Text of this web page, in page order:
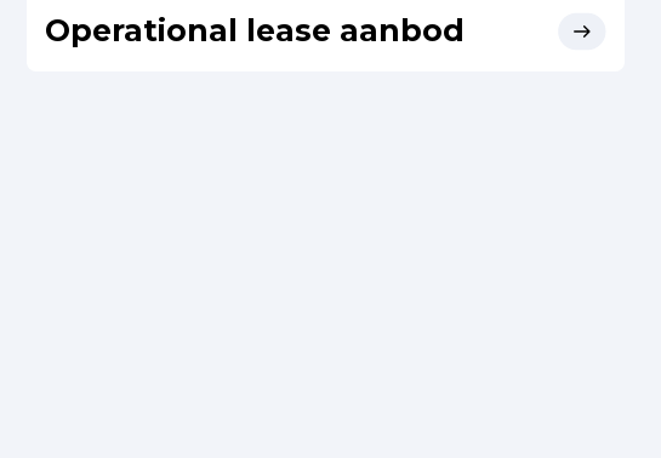
Operational lease aanbod